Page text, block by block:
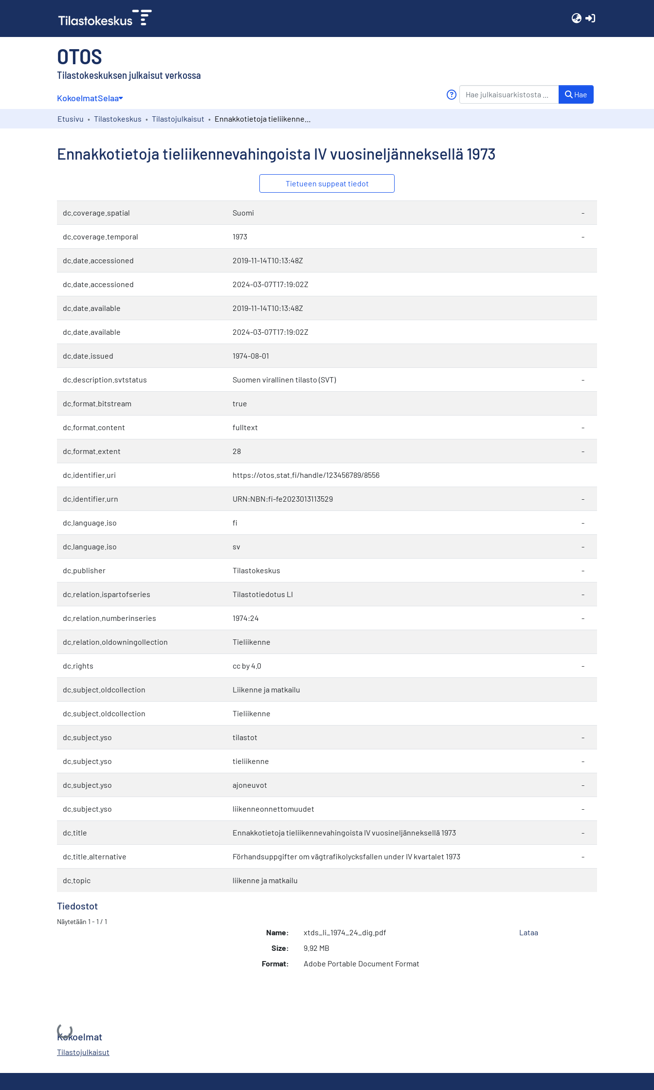
OTOS
Tilastokeskuksen julkaisut verkossa
KokoelmatSelaa Hae
Etusivu Tilastokeskus Tilastojulkaisut
Ennakkotietoja tieliikennevahingoista IV vuosineljänneksellä 1973
Tietueen suppeat tiedot
dc.coverage.spatial Suomi -
dc.coverage.temporal 1973 -
dc.date.accessioned 2019-11-14T10:13:48Z
dc.date.accessioned 2024-03-07T17:19:02Z
dc.date.available 2019-11-14T10:13:48Z
dc.date.available 2024-03-07T17:19:02Z
dc.date.issued 1974-08-01
dc.description.svtstatus Suomen virallinen tilasto (SVT) -
dc.format.bitstream true
dc.format.content fulltext -
dc.format.extent 28 -
dc.identifier.uri https://otos.stat.fi/handle/123456789/8556
dc.identifier.urn URN:NBN:fi-fe2023013113529 -
dc.language.iso fi -
dc.language.iso sv -
dc.publisher Tilastokeskus -
dc.relation.ispartofseries Tilastotiedotus LI -
dc.relation.numberinseries 1974:24 -
dc.relation.oldowningollection Tieliikenne
dc.rights cc by 4.0 -
dc.subject.oldcollection Liikenne ja matkailu
dc.subject.oldcollection Tieliikenne
dc.subject.yso tilastot -
dc.subject.yso tieliikenne -
dc.subject.yso ajoneuvot -
dc.subject.yso liikenneonnettomuudet -
dc.title Ennakkotietoja tieliikennevahingoista IV vuosineljänneksellä 1973 -
dc.title.alternative Förhandsuppgifter om vägtrafikolycksfallen under IV kvartalet 1973 -
dc.topic liikenne ja matkailu
Tiedostot
Näytetään 1 - 1 / 1
Ladataan...
Name:
xtds_li_1974_24_dig.pdf
Size:
9.92 MB
Format:
Adobe Portable Document Format
Lataa
Kokoelmat
Tilastojulkaisut